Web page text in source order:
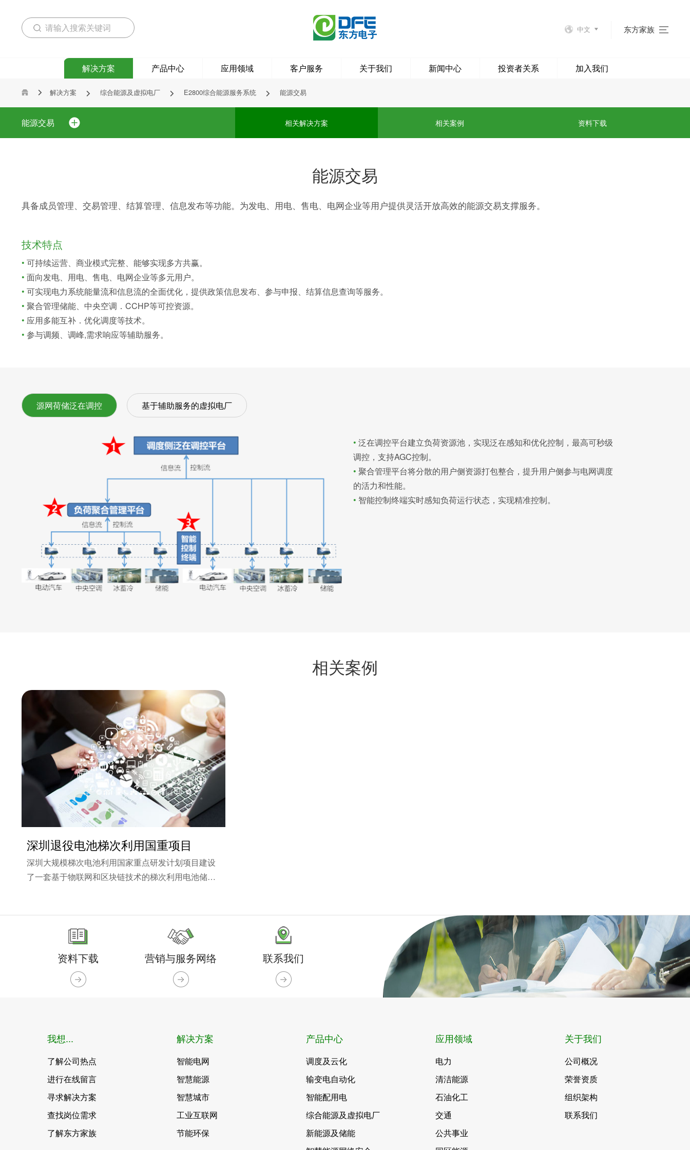
东方家族
中文
解决方案 产品中心 应用领域 客户服务 关于我们 新闻中心 投资者关系 加入我们
 解决方案  综合能源及虚拟电厂  E2800综合能源服务系统  能源交易
能源交易 相关解决方案 相关案例 资料下载
能源交易
具备成员管理、交易管理、结算管理、信息发布等功能。为发电、用电、售电、电网企业等用户提供灵活开放高效的能源交易支撑服务。
技术特点
• 可持续运营、商业模式完整、能够实现多方共赢。
• 面向发电、用电、售电、电网企业等多元用户。
• 可实现电力系统能量流和信息流的全面优化，提供政策信息发布、参与申报、结算信息查询等服务。
• 聚合管理储能、中央空调．CCHP等可控资源。
• 应用多能互补．优化调度等技术。
• 参与调频、调峰,需求响应等辅助服务。
源网荷储泛在调控 基于辅助服务的虚拟电厂
• 泛在调控平台建立负荷资源池，实现泛在感知和优化控制，最高可秒级
调控，支持AGC控制。
• 聚合管理平台将分散的用户侧资源打包整合，提升用户侧参与电网调度
的活力和性能。
• 智能控制终端实时感知负荷运行状态，实现精准控制。
相关案例
深圳退役电池梯次利用国重项目
深圳大规模梯次电池利用国家重点研发计划项目建设
了一套基于物联网和区块链技术的梯次利用电池储能
资料下载 营销与服务网络 联系我们
我想...
了解公司热点
进行在线留言
寻求解决方案
查找岗位需求
了解东方家族
解决方案
智能电网
智慧能源
智慧城市
工业互联网
节能环保
产品中心
调度及云化
输变电自动化
智能配用电
综合能源及虚拟电厂
新能源及储能
应用领域
电力
清洁能源
石油化工
交通
公共事业
关于我们
公司概况
荣誉资质
组织架构
联系我们